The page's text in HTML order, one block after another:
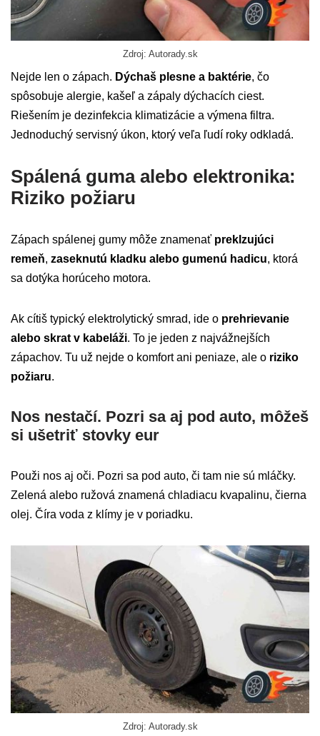
Zdroj: Autorady.sk
Nejde len o zápach. Dýchaš plesne a baktérie, čo
spôsobuje alergie, kašeľ a zápaly dýchacích ciest.
Riešením je dezinfekcia klimatizácie a výmena filtra.
Jednoduchý servisný úkon, ktorý veľa ľudí roky odkladá.
Spálená guma alebo elektronika:
Riziko požiaru
Zápach spálenej gumy môže znamenať preklzujúci
remeň, zaseknutú kladku alebo gumenú hadicu, ktorá
sa dotýka horúceho motora.
Ak cítiš typický elektrolytický smrad, ide o prehrievanie
alebo skrat v kabeláži. To je jeden z najvážnejších
zápachov. Tu už nejde o komfort ani peniaze, ale o riziko
požiaru.
Nos nestačí. Pozri sa aj pod auto, môžeš
si ušetriť stovky eur
Použi nos aj oči. Pozri sa pod auto, či tam nie sú mláčky.
Zelená alebo ružová znamená chladiacu kvapalinu, čierna
olej. Číra voda z klímy je v poriadku.
Zdroj: Autorady.sk